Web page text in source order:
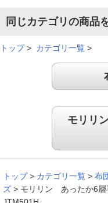
肌触りが良
昨日届いて、さっそく使
く、大満足でした。
布団を入
同じカテゴリの商品
トップ> カテゴリ一覧 >
モリリ
トップ > カテゴリ一覧 > 布
ズ > モリリン あったか6